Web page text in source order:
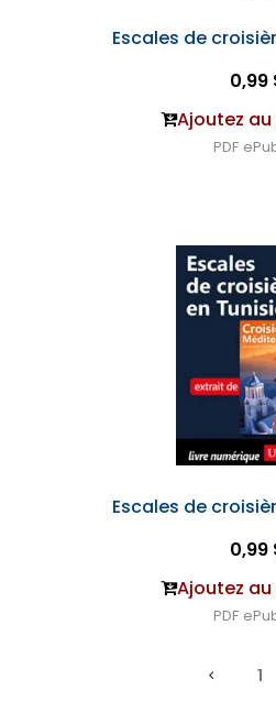
Escales de
0,99
Ajoutez
PDF
Escales de
0,99
Ajoutez
PDF
1